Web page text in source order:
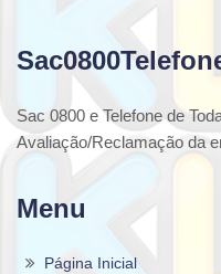
Sac 0800 e Telefone de
Avaliação/Reclamação da
Menu
Página Inicial